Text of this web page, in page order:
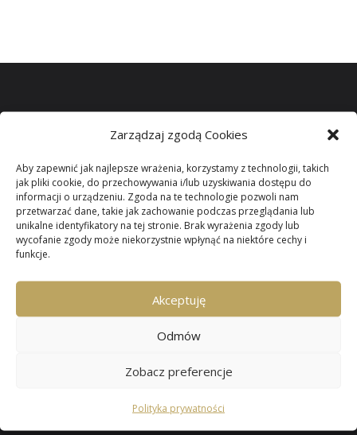
Zarządzaj zgodą Cookies
Aby zapewnić jak najlepsze wrażenia, korzystamy z technologii, takich
jak pliki cookie, do przechowywania i/lub uzyskiwania dostępu do
informacji o urządzeniu. Zgoda na te technologie pozwoli nam
przetwarzać dane, takie jak zachowanie podczas przeglądania lub
unikalne identyfikatory na tej stronie. Brak wyrażenia zgody lub
wycofanie zgody może niekorzystnie wpłynąć na niektóre cechy i
funkcje.
Akceptuję
Odmów
Zobacz preferencje
Polityka prywatności
witrynę.
Parafii Niepokalanego
Poczęcia NMPw
Przewozie
stronach internetowych życie naszej rodziny parafialnej. Za
pośrednictwem internetu prezentuję ważniejsze wydarzenia z
stały się parafialnym pamiętnikiem.